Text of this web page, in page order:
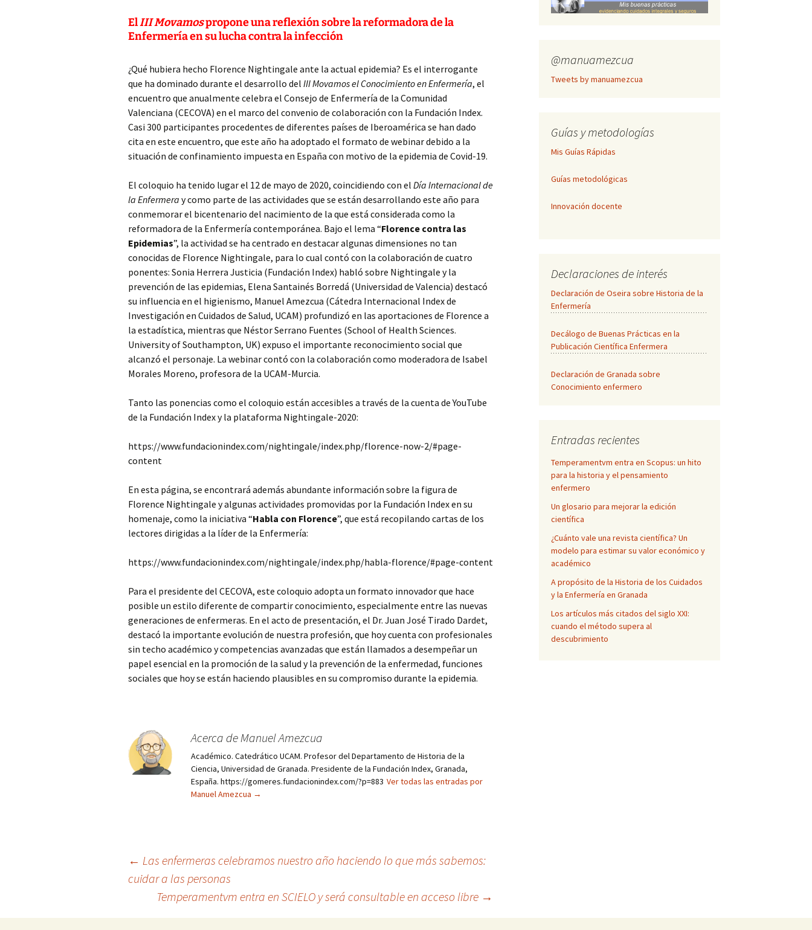
ElIII Movamospropone una reflexión sobre la reformadora de la
Enfermería en su lucha contra la infección
¿Qué hubiera hecho Florence Nightingale ante la actual epidemia? Es el interrogante
que ha dominado durante el desarrollo del III Movamos el Conocimiento en Enfermería, el
encuentro que anualmente celebra el Consejo de Enfermería de la Comunidad
Valenciana (CECOVA) en el marco del convenio de colaboración con la Fundación Index.
Casi 300 participantes procedentes de diferentes países de Iberoamérica se han dado
cita en este encuentro, que este año ha adoptado el formato de webinar debido a la
situación de confinamiento impuesta en España con motivo de la epidemia de Covid-19.
El coloquio ha tenido lugar el 12 de mayo de 2020, coincidiendo con el Día Internacional de
la Enfermera y como parte de las actividades que se están desarrollando este año para
conmemorar el bicentenario del nacimiento de la que está considerada como la
reformadora de la Enfermería contemporánea. Bajo el lema “Florence contra las
Epidemias”, la actividad se ha centrado en destacar algunas dimensiones no tan
conocidas de Florence Nightingale, para lo cual contó con la colaboración de cuatro
ponentes: Sonia Herrera Justicia (Fundación Index) habló sobre Nightingale y la
prevención de las epidemias, Elena Santainés Borredá (Universidad de Valencia) destacó
su influencia en el higienismo, Manuel Amezcua (Cátedra Internacional Index de
Investigación en Cuidados de Salud, UCAM) profundizó en las aportaciones de Florence a
la estadística, mientras que Néstor Serrano Fuentes (School of Health Sciences.
University of Southampton, UK) expuso el importante reconocimiento social que
alcanzó el personaje. La webinar contó con la colaboración como moderadora de Isabel
Morales Moreno, profesora de la UCAM-Murcia.
Tanto las ponencias como el coloquio están accesibles a través de la cuenta de YouTube
de la Fundación Index y la plataforma Nightingale-2020:
https://www.fundacionindex.com/nightingale/index.php/florence-now-2/#page-
content
En esta página, se encontrará además abundante información sobre la figura de
Florence Nightingale y algunas actividades promovidas por la Fundación Index en su
homenaje, como la iniciativa “Habla con Florence”, que está recopilando cartas de los
lectores dirigidas a la líder de la Enfermería:
https://www.fundacionindex.com/nightingale/index.php/habla-florence/#page-content
Para el presidente del CECOVA, este coloquio adopta un formato innovador que hace
posible un estilo diferente de compartir conocimiento, especialmente entre las nuevas
generaciones de enfermeras. En el acto de presentación, el Dr. Juan José Tirado Dardet,
destacó la importante evolución de nuestra profesión, que hoy cuenta con profesionales
sin techo académico y competencias avanzadas que están llamados a desempeñar un
papel esencial en la promoción de la salud y la prevención de la enfermedad, funciones
sociales que hoy se están haciendo plausibles en su compromiso durante la epidemia.
Acerca de Manuel Amezcua
Académico. Catedrático UCAM. Profesor del Departamento de Historia de la
Ciencia, Universidad de Granada. Presidente de la Fundación Index, Granada,
España. https://gomeres.fundacionindex.com/?p=883 Ver todas las entradas por
Manuel Amezcua →
Navegación
← Las enfermeras celebramos nuestro año haciendo lo que más sabemos:
cuidar a las personas
Temperamentvm entra en SCIELO y será consultable en acceso libre →
@manuamezcua
Tweets by manuamezcua
Guías y metodologías
Mis Guías Rápidas
Guías metodológicas
Innovación docente
Declaraciones de interés
Declaración de Oseira sobre Historia de la
Enfermería
Decálogo de Buenas Prácticas en la
Publicación Científica Enfermera
Declaración de Granada sobre
Conocimiento enfermero
Entradas recientes
Temperamentvm entra en Scopus: un hito
para la historia y el pensamiento
enfermero
Un glosario para mejorar la edición
científica
¿Cuánto vale una revista científica? Un
modelo para estimar su valor económico y
académico
A propósito de la Historia de los Cuidados
y la Enfermería en Granada
Los artículos más citados del siglo XXI:
cuando el método supera al
descubrimiento